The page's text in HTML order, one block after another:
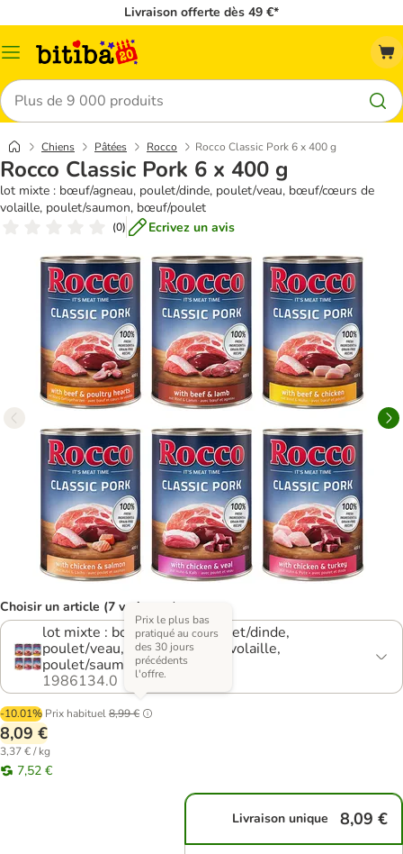
Livraison offerte dès 49 €*
Menu
Rechercher
Chiens Pâtées Rocco Rocco Classic Pork 6 x 400 g
Rocco Classic Pork 6 x 400 g
lot mixte : bœuf/agneau, poulet/dinde, poulet/veau, bœuf/cœurs de
volaille, poulet/saumon, bœuf/poulet
(0) Ecrivez un avis
Choisir un article (7 variantes)
lot mixte : bœuf/agneau, poulet/dinde,
poulet/veau, bœuf/cœurs de volaille,
poulet/saumon, bœuf/poulet
1986134.0
-10.01% Prix habituel8,99 €
Prix le plus bas
pratiqué au cours
des 30 jours
précédents
l'offre.
8,09 €
3,37 € / kg
7,52 €
Livraison unique 8,09 €